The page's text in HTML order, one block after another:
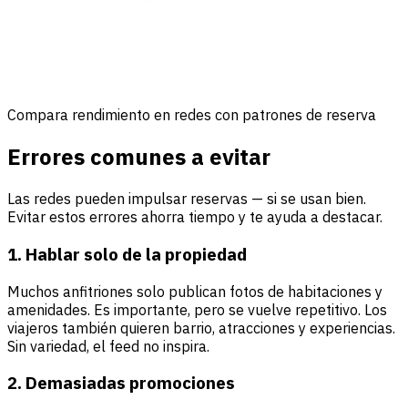
Compara rendimiento en redes con patrones de reserva
Errores comunes a evitar
Las redes pueden impulsar reservas — si se usan bien.
Evitar estos errores ahorra tiempo y te ayuda a destacar.
1. Hablar solo de la propiedad
Muchos anfitriones solo publican fotos de habitaciones y
amenidades. Es importante, pero se vuelve repetitivo. Los
viajeros también quieren barrio, atracciones y experiencias.
Sin variedad, el feed no inspira.
2. Demasiadas promociones